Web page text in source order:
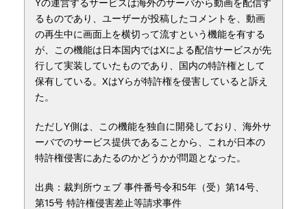
Yの運営するサービスは海外のサーバから動画を配信す
るものであり、ユーザーが投稿したコメントを、動画
の再生中に画面上を横切って流すという機能を有する
が、この機能は日本国内ではXによる配信サービスが先
行して実装していたものであり、国内の特許権として
保有している。XはYらが特許権を侵害していると訴え
た。
ただしY側は、この機能を独自に開発しており、海外サ
ーバでのサービス提供であることから、これが日本の
特許権侵害にあたるのかどうかが問題となった。
出典：裁判所ウェブ 事件番号令和5年（受）第14号、
第15号 特許権侵害差止等請求事件